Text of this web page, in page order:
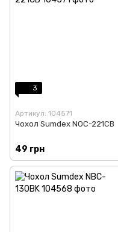
3
Артикул: 104571
Чохол Sumdex NOC-221CB
49 грн